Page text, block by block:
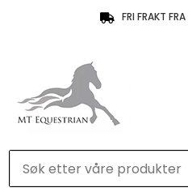
 FRI FRAKT